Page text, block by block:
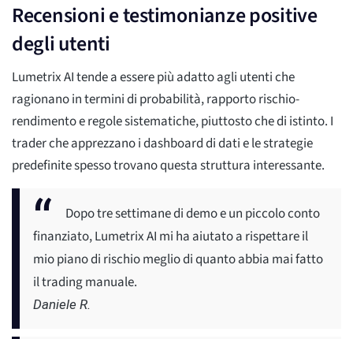
Recensioni e testimonianze positive
degli utenti
Lumetrix AI tende a essere più adatto agli utenti che
ragionano in termini di probabilità, rapporto rischio-
rendimento e regole sistematiche, piuttosto che di istinto. I
trader che apprezzano i dashboard di dati e le strategie
predefinite spesso trovano questa struttura interessante.
Dopo tre settimane di demo e un piccolo conto
finanziato, Lumetrix AI mi ha aiutato a rispettare il
mio piano di rischio meglio di quanto abbia mai fatto
il trading manuale.
Daniele R.